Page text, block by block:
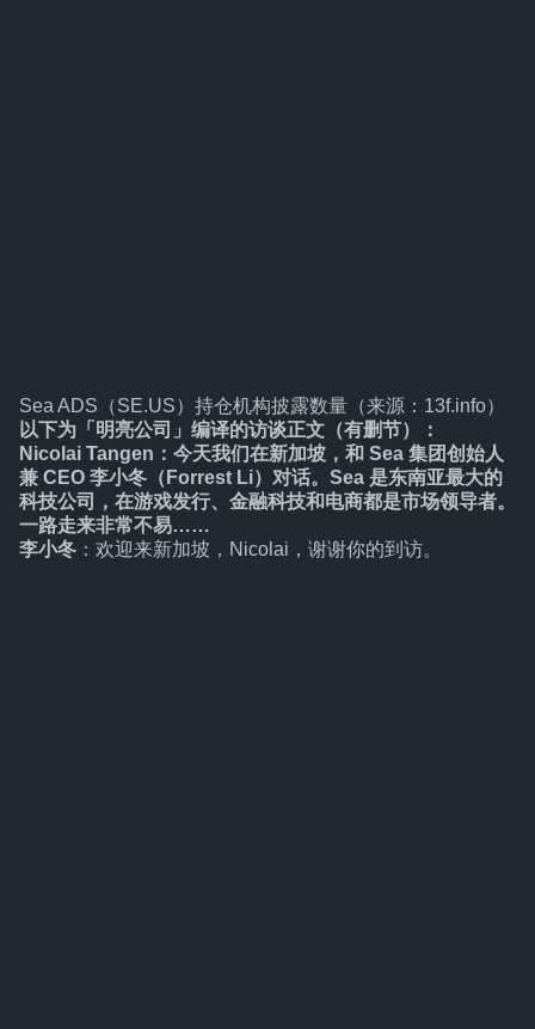
Sea ADS（SE.US）持仓机构披露数量（来源：13f.info）
以下为「明亮公司」编译的访谈正文（有删节）：
Nicolai Tangen：今天我们在新加坡，和 Sea 集团创始人
兼 CEO 李小冬（Forrest Li）对话。Sea 是东南亚最大的
科技公司，在游戏发行、金融科技和电商都是市场领导者。
一路走来非常不易……
李小冬 ：欢迎来新加坡，Nicolai，谢谢你的到访。